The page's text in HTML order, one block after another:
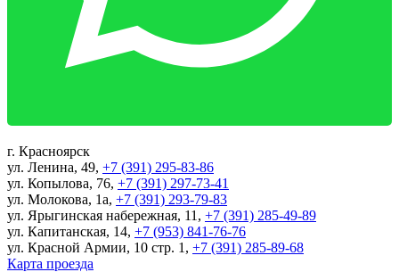
г. Красноярск
ул. Ленина, 49, +7 (391) 295-83-86
ул. Копылова, 76, +7 (391) 297-73-41
ул. Молокова, 1а, +7 (391) 293-79-83
ул. Ярыгинская набережная, 11 , +7 (391) 285-49-89
ул. Капитанская, 14, +7 (953) 841-76-76
ул. Красной Армии, 10 стр. 1 , +7 (391) 285-89-68
Карта проезда